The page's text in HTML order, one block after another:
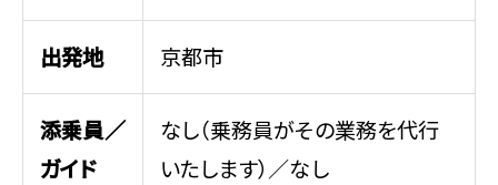
出発地 京都市
添乗員／
ガイド
なし（乗務員がその業務を代行
いたします）／なし